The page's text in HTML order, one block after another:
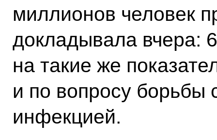
миллионов человек
докладывала вчера:
на такие же
и по вопросу борьбы
инфекцией.